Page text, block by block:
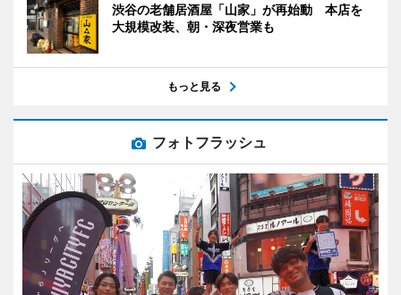
渋谷の老舗居酒屋「山家」が再始動 本店を
大規模改装、朝・深夜営業も
もっと見る
フォトフラッシュ